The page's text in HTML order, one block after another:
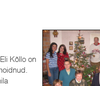
Kõllo on